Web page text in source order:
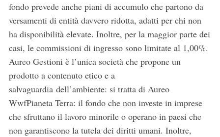
fondo prevede anche piani di accumulo che partono da
versamenti di entità davvero ridotta, adatti per chi non
ha disponibilità elevate. Inoltre, per la maggior parte dei
casi, le commissioni di ingresso sono limitate al 1,00%.
Aureo Gestioni è l’unica società che propone un
prodotto a contenuto etico e a
salvaguardia dell’ambiente: si tratta di Aureo
WwfPianeta Terra: il fondo che non investe in imprese
che sfruttano il lavoro minorile o operano in paesi che
non garantiscono la tutela dei diritti umani. Inoltre,
S
e
a
r
h
f
o
r